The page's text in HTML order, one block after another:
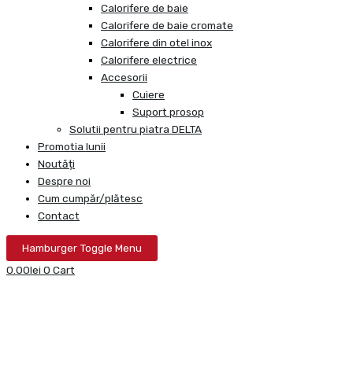
Calorifere de baie
Calorifere de baie cromate
Calorifere din otel inox
Calorifere electrice
Accesorii
Cuiere
Suport prosop
Solutii pentru piatra DELTA
Promotia lunii
Noutăți
Despre noi
Cum cumpăr/plătesc
Contact
Hamburger Toggle Menu
0.00lei 0 Cart